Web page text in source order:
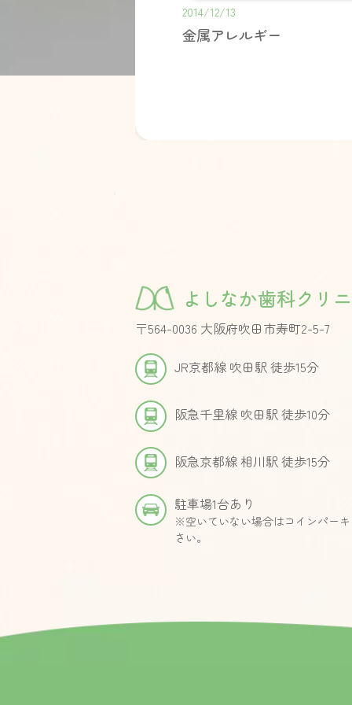
2014/12/13
金属アレルギー
よしなか歯科クリ
〒564-0036 大阪府吹田市寿町2-5-7
JR京都線 吹田駅 徒歩15分
阪急千里線 吹田駅 徒歩10分
阪急京都線 相川駅 徒歩15分
駐車場1台あり
※空いていない場合はコインパー
さい。